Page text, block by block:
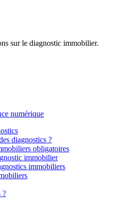
sur le diagnostic immobilier.
numérique
diagnostics ?
obligatoires
immobilier
immobiliers
?